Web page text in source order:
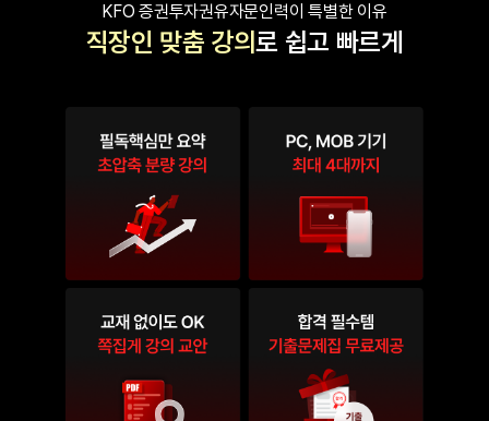
KFO 증권투자권유자문인력이 특별한 이유
직장인 맞춤 강의로 쉽고 빠르게